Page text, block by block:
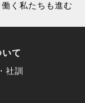
く私たちも進む
て
社訓